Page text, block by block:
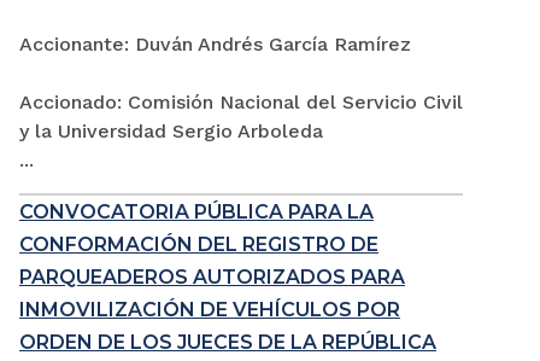
Accionante: Duván Andrés García Ramírez
Accionado: Comisión Nacional del Servicio Civil
y la Universidad Sergio Arboleda
...
CONVOCATORIA PÚBLICA PARA LA
CONFORMACIÓN DEL REGISTRO DE
PARQUEADEROS AUTORIZADOS PARA
INMOVILIZACIÓN DE VEHÍCULOS POR
ORDEN DE LOS JUECES DE LA REPÚBLICA